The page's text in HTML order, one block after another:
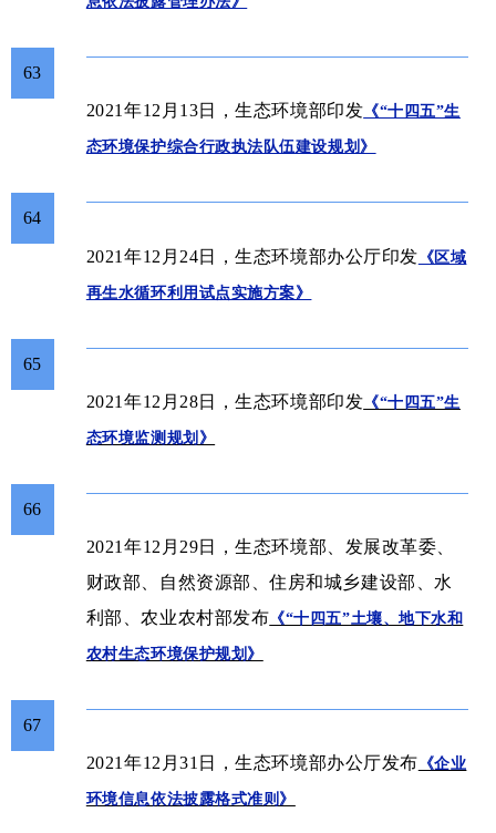
63
2021年12月13日，生态环境部印发 《“十四五”生
态环境保护综合行政执法队伍建设规划》
64
2021年12月24日，生态环境部办公厅印发 《区域
再生水循环利用试点实施方案》
65
2021年12月28日，生态环境部印发 《“十四五”生
态环境监测规划》
66
2021年12月29日，生态环境部、发展改革委、
财政部、自然资源部、住房和城乡建设部、水
利部、农业农村部发布 《“十四五”土壤、地下水和
农村生态环境保护规划》
67
2021年12月31日，生态环境部办公厅发布 《企业
环境信息依法披露格式准则》